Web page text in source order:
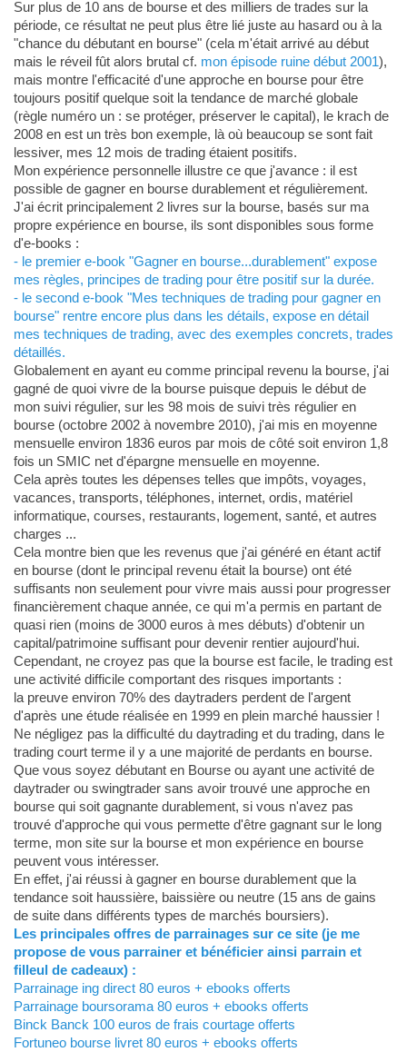
Sur plus de 10 ans de bourse et des milliers de trades sur la
période, ce résultat ne peut plus être lié juste au hasard ou à la
"chance du débutant en bourse" (cela m'était arrivé au début
mais le réveil fût alors brutal cf. mon épisode ruine début 2001),
mais montre l'efficacité d'une approche en bourse pour être
toujours positif quelque soit la tendance de marché globale
(règle numéro un : se protéger, préserver le capital), le krach de
2008 en est un très bon exemple, là où beaucoup se sont fait
lessiver, mes 12 mois de trading étaient positifs.
Mon expérience personnelle illustre ce que j'avance : il est
possible de gagner en bourse durablement et régulièrement.
J'ai écrit principalement 2 livres sur la bourse, basés sur ma
propre expérience en bourse, ils sont disponibles sous forme
d'e-books :
- le premier e-book "Gagner en bourse...durablement" expose
mes règles, principes de trading pour être positif sur la durée.
- le second e-book "Mes techniques de trading pour gagner en
bourse" rentre encore plus dans les détails, expose en détail
mes techniques de trading, avec des exemples concrets, trades
détaillés.
Globalement en ayant eu comme principal revenu la bourse, j'ai
gagné de quoi vivre de la bourse puisque depuis le début de
mon suivi régulier, sur les 98 mois de suivi très régulier en
bourse (octobre 2002 à novembre 2010), j'ai mis en moyenne
mensuelle environ 1836 euros par mois de côté soit environ 1,8
fois un SMIC net d'épargne mensuelle en moyenne.
Cela après toutes les dépenses telles que impôts, voyages,
vacances, transports, téléphones, internet, ordis, matériel
informatique, courses, restaurants, logement, santé, et autres
charges ...
Cela montre bien que les revenus que j'ai généré en étant actif
en bourse (dont le principal revenu était la bourse) ont été
suffisants non seulement pour vivre mais aussi pour progresser
financièrement chaque année, ce qui m'a permis en partant de
quasi rien (moins de 3000 euros à mes débuts) d'obtenir un
capital/patrimoine suffisant pour devenir rentier aujourd'hui.
Cependant, ne croyez pas que la bourse est facile, le trading est
une activité difficile comportant des risques importants :
la preuve environ 70% des daytraders perdent de l'argent
d'après une étude réalisée en 1999 en plein marché haussier !
Ne négligez pas la difficulté du daytrading et du trading, dans le
trading court terme il y a une majorité de perdants en bourse.
Que vous soyez débutant en Bourse ou ayant une activité de
daytrader ou swingtrader sans avoir trouvé une approche en
bourse qui soit gagnante durablement, si vous n'avez pas
trouvé d'approche qui vous permette d'être gagnant sur le long
terme, mon site sur la bourse et mon expérience en bourse
peuvent vous intéresser.
En effet, j'ai réussi à gagner en bourse durablement que la
tendance soit haussière, baissière ou neutre (15 ans de gains
de suite dans différents types de marchés boursiers).
Les principales offres de parrainages sur ce site (je me
propose de vous parrainer et bénéficier ainsi parrain et
filleul de cadeaux) :
Parrainage ing direct 80 euros + ebooks offerts
Parrainage boursorama 80 euros + ebooks offerts
Binck Banck 100 euros de frais courtage offerts
Fortuneo bourse livret 80 euros + ebooks offerts